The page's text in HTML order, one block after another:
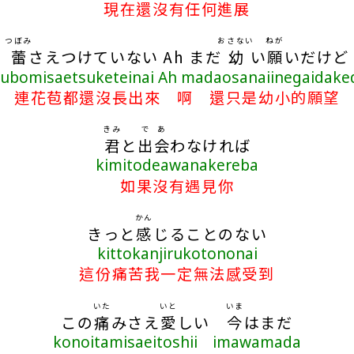
現在還沒有任何進展
蕾
つぼみ
さえつけていない Ah まだ 幼
おさない
い願
ねが
いだけど
Ah
連花苞都還沒長出來 啊 還只是幼小的願望
君
きみ
と 出
で
会
あ
わなければ
kimitodeawanakereba
如果沒有遇見你
きっと感
かん
じることのない
kittokanjirukotononai
這份痛苦我一定無法感受到
この痛
いた
みさえ愛
いと
しい 今
いま
はまだ
konoitamisaeitoshii imawamada